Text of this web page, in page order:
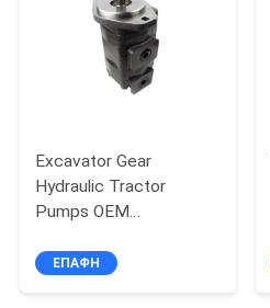
PRIVACY
POLICY
Excavator Gear
Hydraulic Tractor
Pumps OEM
Αντικατάσταση
ΕΠΑΦΉ